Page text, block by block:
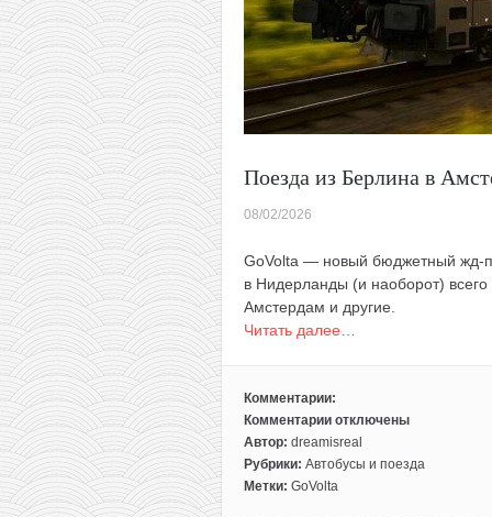
Поезда из Берлина в
08/02/2026
GoVolta — новый бюджетный жд-
в Нидерланды (и наоборот)
Амстердам и другие.
Читать далее…
Комментарии:
Комментарии
к
записи
Поезда
отключены
Автор: dreamisreal
Рубрики: Автобусы и поезда
Метки: GoVolta